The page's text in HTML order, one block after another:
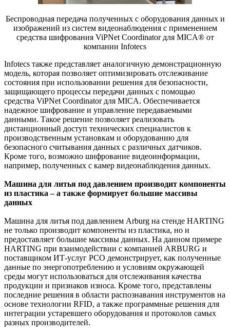
Беспроводная передача полученных с оборудования данных и
изображений из систем видеонаблюдения с применением
средства шифрования ViPNet Coordinator для MICA® от
компании Infotecs
Infotecs также представляет аналогичную демонстрационную
модель, которая позволяет оптимизировать отслеживание
состояния при использовании решения для безопасности,
защищающего процессы передачи данных с помощью
средства ViPNet Coordinator для MICA. Обеспечивается
надежное шифрование и управление передаваемыми
данными. Такое решение позволяет реализовать
дистанционный доступ технических специалистов к
производственным установкам и оборудованию для
безопасного считывания данных с различных датчиков.
Кроме того, возможно шифрование видеоинформации,
например, полученных с камер видеонаблюдения данных.
Машина для литья под давлением производит компоненты
из пластика – а также формирует большие массивы
данных
Машина для литья под давлением Arburg на стенде HARTING
не только производит компоненты из пластика, но и
предоставляет большие массивы данных. На данном примере
HARTING при взаимодействии с компанией ARBURG и
поставщиком ИТ-услуг PCO демонстрирует, как полученные
данные по энергопотреблению и условиям окружающей
среды могут использоваться для отслеживания качества
продукции и признаков износа. Кроме того, представлены
последние решения в области распознавания инструментов на
основе технологии RFID, а также программные решения для
интеграции устаревшего оборудования и протоколов самых
разных производителей.